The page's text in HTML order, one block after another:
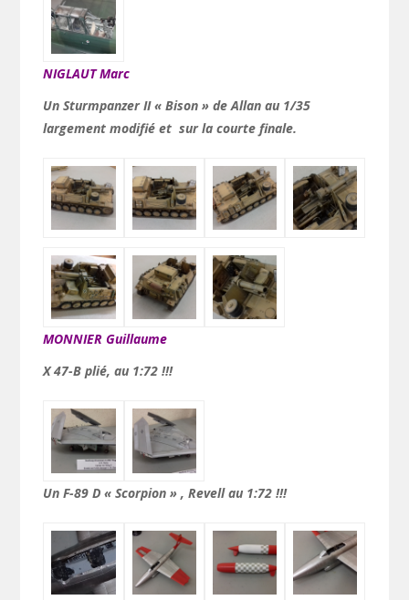
NIGLAUT Marc
Un Sturmpanzer II « Bison » de Allan au 1/35
largement modifié et sur la courte finale.
MONNIER Guillaume
X 47-B plié, au 1:72 !!!
Un F-89 D « Scorpion » , Revell au 1:72 !!!